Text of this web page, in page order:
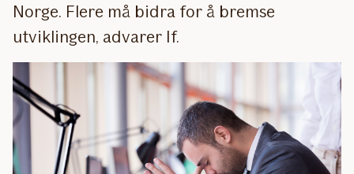
Norge. Flere må bidra for å bremse
utviklingen, advarer If.